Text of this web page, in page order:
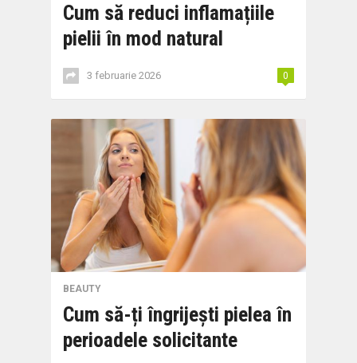
Cum să reduci inflamațiile
pielii în mod natural
3 februarie 2026 0
BEAUTY
Cum să-ți îngrijești pielea în
perioadele solicitante